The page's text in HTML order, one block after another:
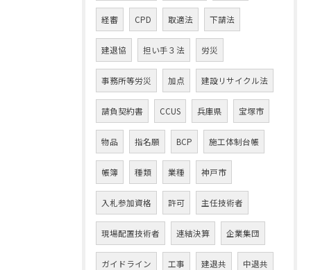
経審 CPD 取適法 下請法
建退協 担い手３法 労災
事務所等労災 加点 建設リサイクル法
請負契約書 CCUS 兵庫県 宝塚市
物品 指名願 BCP 施工体制台帳
帳簿 種類 業種 神戸市
入札参加資格 許可 主任技術者
現場配置技術者 連結決算 企業集団
ガイドライン 工事 建退共 中退共